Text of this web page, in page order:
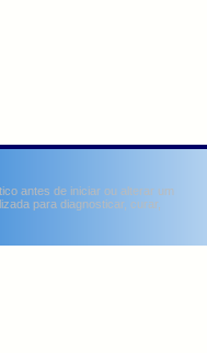
antes de iniciar ou alterar um
para diagnosticar, curar,